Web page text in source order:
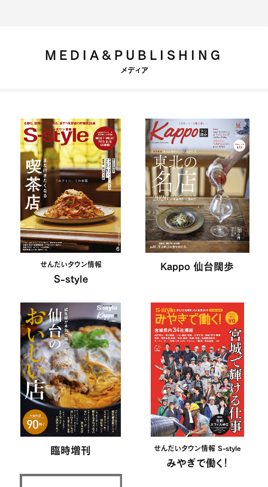
MEDIA&PUBLISHING
メディア
せんだいタウン情報
S-style
Kappo 仙台闊歩
臨時増刊 せんだいタウン情報 S-style
みやぎで働く！